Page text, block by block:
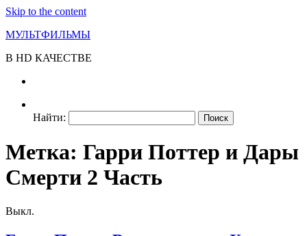
Skip to the content
МУЛЬТФИЛЬМЫ
В HD КАЧЕСТВЕ
Найти:
Метка: Гарри Поттер и Дары
Смерти 2 Часть
Выкл.